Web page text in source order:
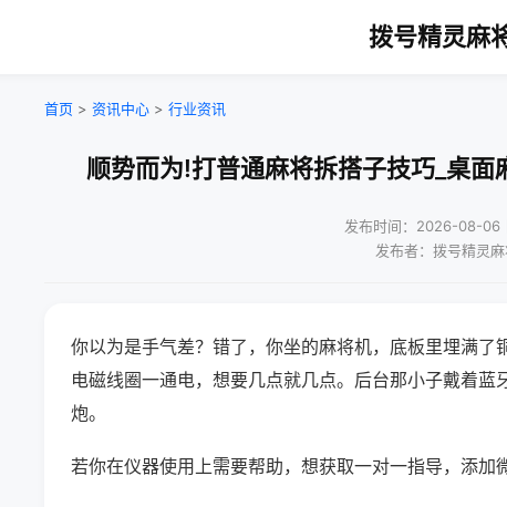
拨号精灵麻
首页 > 资讯中心 > 行业资讯
顺势而为!打普通麻将拆搭子技巧_桌
发布时间：2026-08-06
发布者：拨号精灵
你以为是手气差？错了，你坐的麻将机，底板里埋满
电磁线圈一通电，想要几点就几点。后台那小子戴着
炮。
若你在仪器使用上需要帮助，想获取一对一指导，添加